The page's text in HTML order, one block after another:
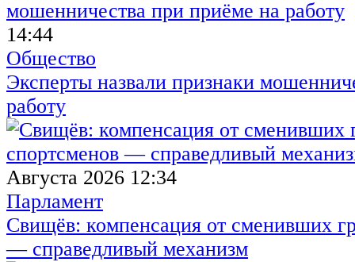
14:44
Общество
Эксперты назвали признаки
работу
Августа 2026 12:34
Парламент
Свищёв: компенсация от сменивших
— справедливый механизм